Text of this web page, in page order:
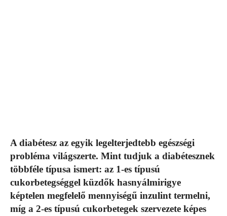
A diabétesz az egyik legelterjedtebb egészségi
probléma világszerte. Mint tudjuk a diabétesznek
többféle típusa ismert: az 1-es típusú
cukorbetegséggel küzdők hasnyálmirigye
képtelen megfelelő mennyiségű inzulint termelni,
míg a 2-es típusú cukorbetegek szervezete képes